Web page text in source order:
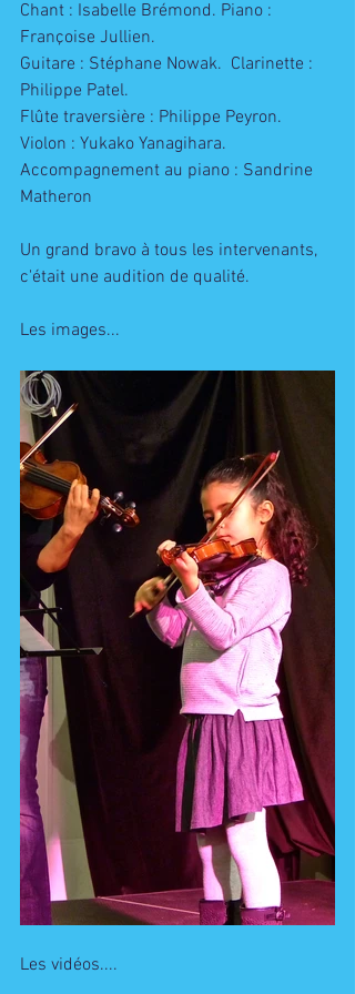
Chant : Isabelle Brémond. Piano :
Françoise Jullien.
Guitare : Stéphane Nowak.  Clarinette :
Philippe Patel.
Flûte traversière : Philippe Peyron.
Violon : Yukako Yanagihara.
Accompagnement au piano : Sandrine
Matheron
Un grand bravo à tous les intervenants,
c'était une audition de qualité.
Les images...
Les vidéos....